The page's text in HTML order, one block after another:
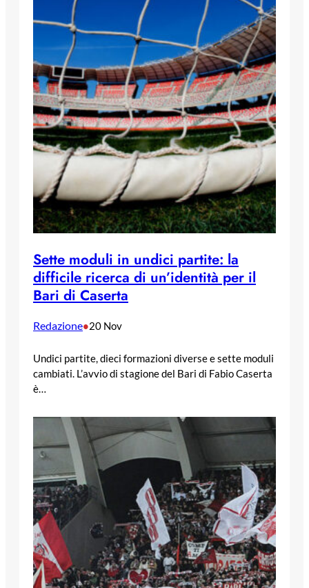
Sette moduli in undici partite: la
difficile ricerca di un’identità per il
Bari di Caserta
Redazione•20 Nov
Undici partite, dieci formazioni diverse e sette moduli
cambiati. L’avvio di stagione del Bari di Fabio Caserta
è…